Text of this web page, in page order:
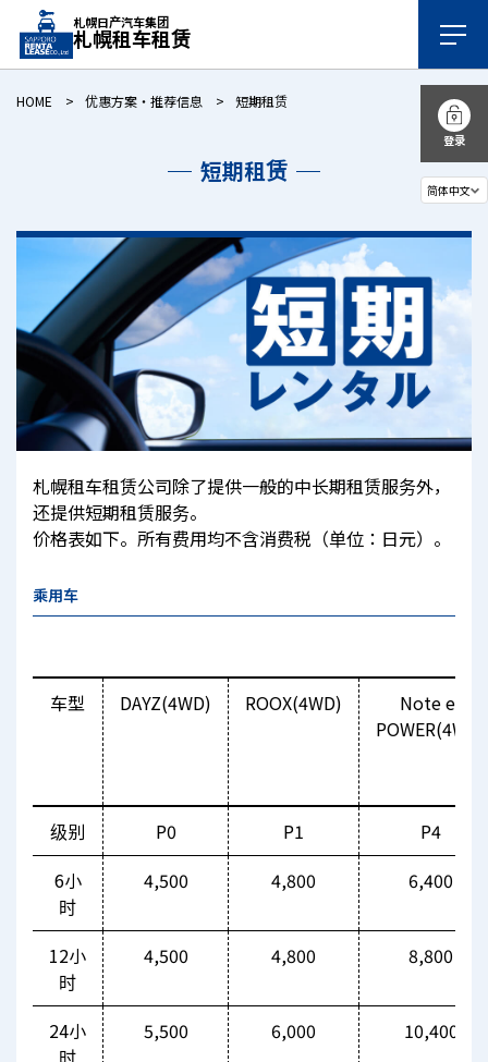
札幌日产汽车集团
札幌租车租赁
登录
HOME 优惠方案・推荐信息 短期租赁
短期租赁
札幌租车租赁公司除了提供一般的中长期租赁服务外，
还提供短期租赁服务。
价格表如下。所有费用均不含消费税（单位：日元）。
乘用车
车型 DAYZ(4WD) ROOX(4WD)
Note e-
POWER(4WD)
级别 P0 P1
P4
6小
时
4,500 4,800 6,400
12小
时
4,500 4,800 8,800
24小
时
5,500 6,000 10,400